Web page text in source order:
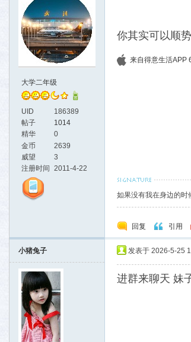
武汉
生活
消费
大学二年级
UID
186389
帖子
1014
精华
0
金币
2639
威望
3
注册时间
2011-4-22
你其实可以顺
来自得意生活APP
如果没有我在身边的时
回复 引用
小猪兔子 发表于 2026-5-25
进群来聊天 妹